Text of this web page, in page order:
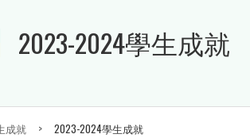
2023-2024學生成就
成就 > 2023-2024學生成就